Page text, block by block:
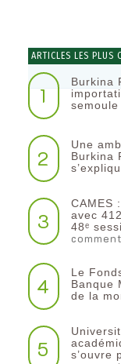
ARTICLES LES PLUS
1
Burkina
semoule
2
Une
Burkina
3
CAMES
avec
48ᵉ
4
Le
Banque
de la
5
s’ouvre